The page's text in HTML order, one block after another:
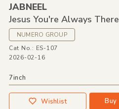
JABNEEL
Jesus You're Always There
NUMERO GROUP
Cat No.: ES-107
2026-02-16
7inch
Wishlist Buy